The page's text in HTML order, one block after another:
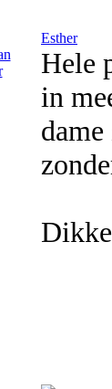
Esther
Hele
in